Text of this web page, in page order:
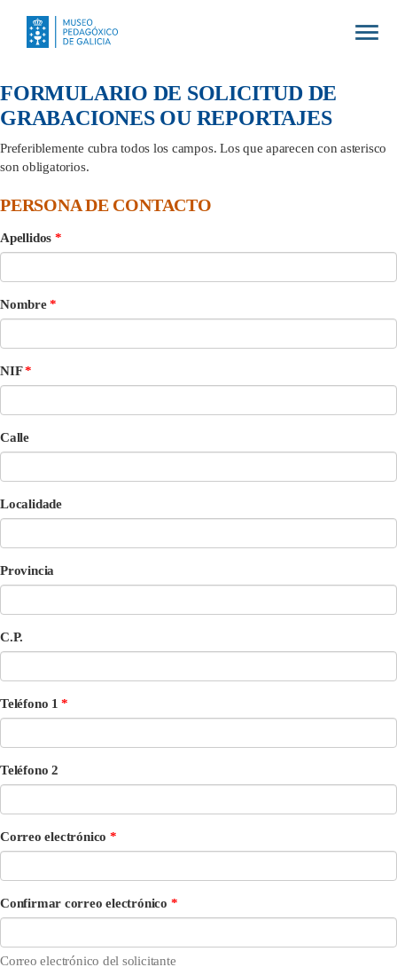
FORMULARIO DE SOLICITUD DE
GRABACIONES OU REPORTAJES
Preferiblemente cubra todos los campos. Los que aparecen con asterisco
son obligatorios.
PERSONA DE CONTACTO
Apellidos
Nombre
NIF
Calle
Localidade
Provincia
C.P.
Teléfono 1
Teléfono 2
C
o
e
e
l
Correo electrónico
Confirmar correo electrónico
Correo electrónico del solicitante